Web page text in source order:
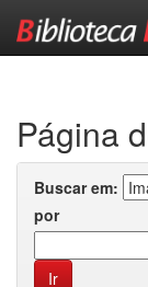
Página
Buscar em:
por